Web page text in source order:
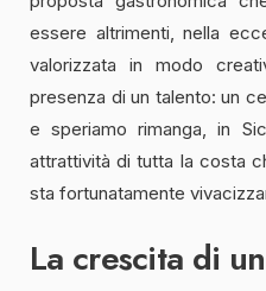
essere altrimenti, nella
valorizzata in modo
presenza di un talento: un
e speriamo rimanga, in
attrattività di tutta la costa
sta fortunatamente
La crescita di